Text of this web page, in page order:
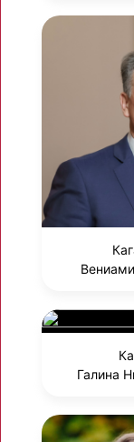
Галина